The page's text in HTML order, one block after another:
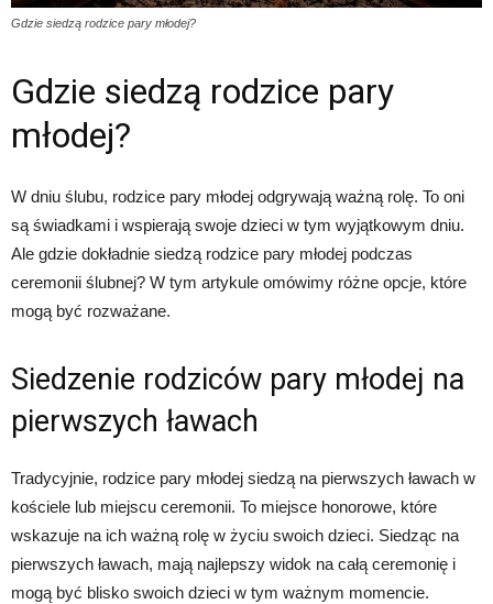
Gdzie siedzą rodzice pary młodej?
Gdzie siedzą rodzice pary
młodej?
W dniu ślubu, rodzice pary młodej odgrywają ważną rolę. To oni
są świadkami i wspierają swoje dzieci w tym wyjątkowym dniu.
Ale gdzie dokładnie siedzą rodzice pary młodej podczas
ceremonii ślubnej? W tym artykule omówimy różne opcje, które
mogą być rozważane.
Siedzenie rodziców pary młodej na
pierwszych ławach
Tradycyjnie, rodzice pary młodej siedzą na pierwszych ławach w
kościele lub miejscu ceremonii. To miejsce honorowe, które
wskazuje na ich ważną rolę w życiu swoich dzieci. Siedząc na
pierwszych ławach, mają najlepszy widok na całą ceremonię i
mogą być blisko swoich dzieci w tym ważnym momencie.